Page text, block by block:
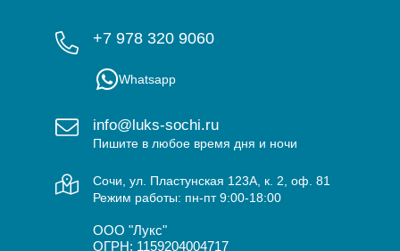
+7 978 320 9060
Whatsapp
info@luks-sochi.ru
Пишите в любое время дня и ночи
Сочи, ул. Пластунская 123А, к. 2, оф. 81
Режим работы: пн-пт 9:00-18:00
ООО "Лукс"
ОГРН: 1159204004717